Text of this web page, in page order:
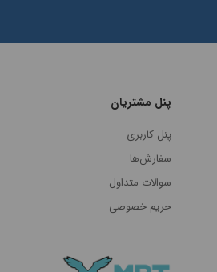
پنل مشتریان
پنل کاربری
سفارش‌ها
سوالات متداول
حریم خصوصی